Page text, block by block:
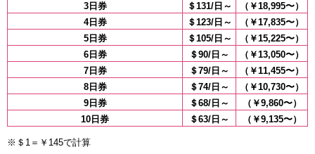
3日券
＄131/日～
（￥18,995〜）
4日券
＄123/日～
（￥17,835〜）
5日券
＄105/日～
（￥15,225〜）
6日券
＄90/日～
（￥13,050〜）
7日券
＄79/日～
（￥11,455〜）
8日券
＄74/日～
（￥10,730〜）
9日券
＄68/日～
（￥9,860〜）
10日券
＄63/日～ （￥9,135〜）
※＄1＝￥145で計算